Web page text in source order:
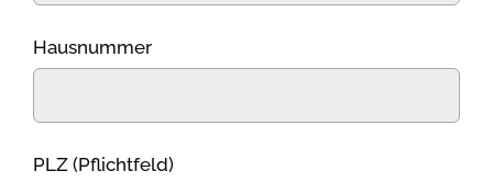
Hausnummer
PLZ (Pflichtfeld)